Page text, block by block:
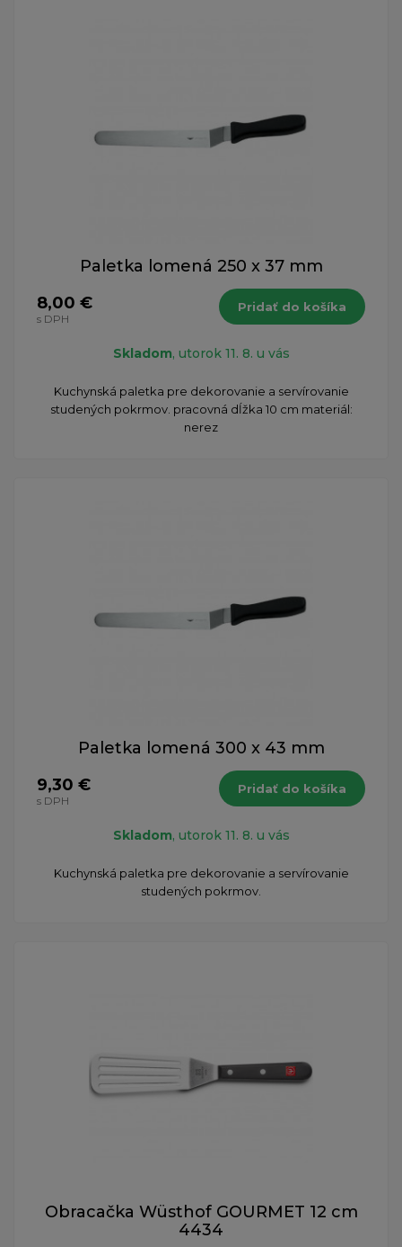
Paletka lomená 250 x 37 mm
8,00 €
s DPH
Pridať do košíka
Skladom, utorok 11. 8. u vás
Kuchynská paletka pre dekorovanie a servírovanie
studených pokrmov. pracovná dĺžka 10 cm materiál:
nerez
Paletka lomená 300 x 43 mm
9,30 €
s DPH
Pridať do košíka
Skladom, utorok 11. 8. u vás
Kuchynská paletka pre dekorovanie a servírovanie
studených pokrmov.
Obracačka Wüsthof GOURMET 12 cm
4434